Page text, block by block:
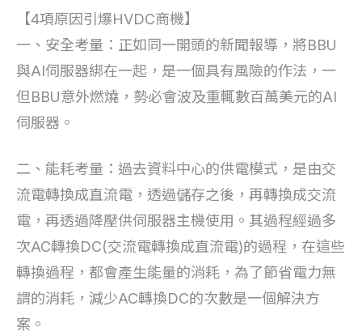
【4項原因引爆HVDC商機】
一、安全考量：正如同一開頭的新聞報導，將BBU
與AI伺服器綁在一起，是一個具有風險的作法，一
但BBU意外燃燒，勢必會波及重輒數百萬美元的AI
伺服器。
二、能耗考量：過去資料中心的供電模式，是由交
流電轉換成直流電，透過儲存之後，再轉換成交流
電，再透過降壓供伺服器主機使用。其過程經過多
次AC轉換DC(交流電轉換成直流電)的過程，在這些
轉換過程，都會產生能量的消耗，為了節省電力無
謂的消耗，減少AC轉換DC的次數是一個解決方
案。